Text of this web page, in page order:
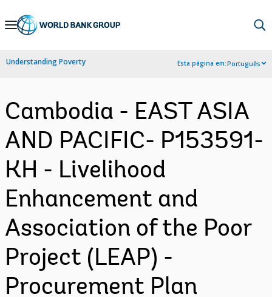
Skip
Navigation
Understanding Poverty Esta página em:Português
Cambodia - EAST ASIA
AND PACIFIC- P153591-
KH - Livelihood
Enhancement and
Association of the Poor
Project (LEAP) -
Procurement Plan